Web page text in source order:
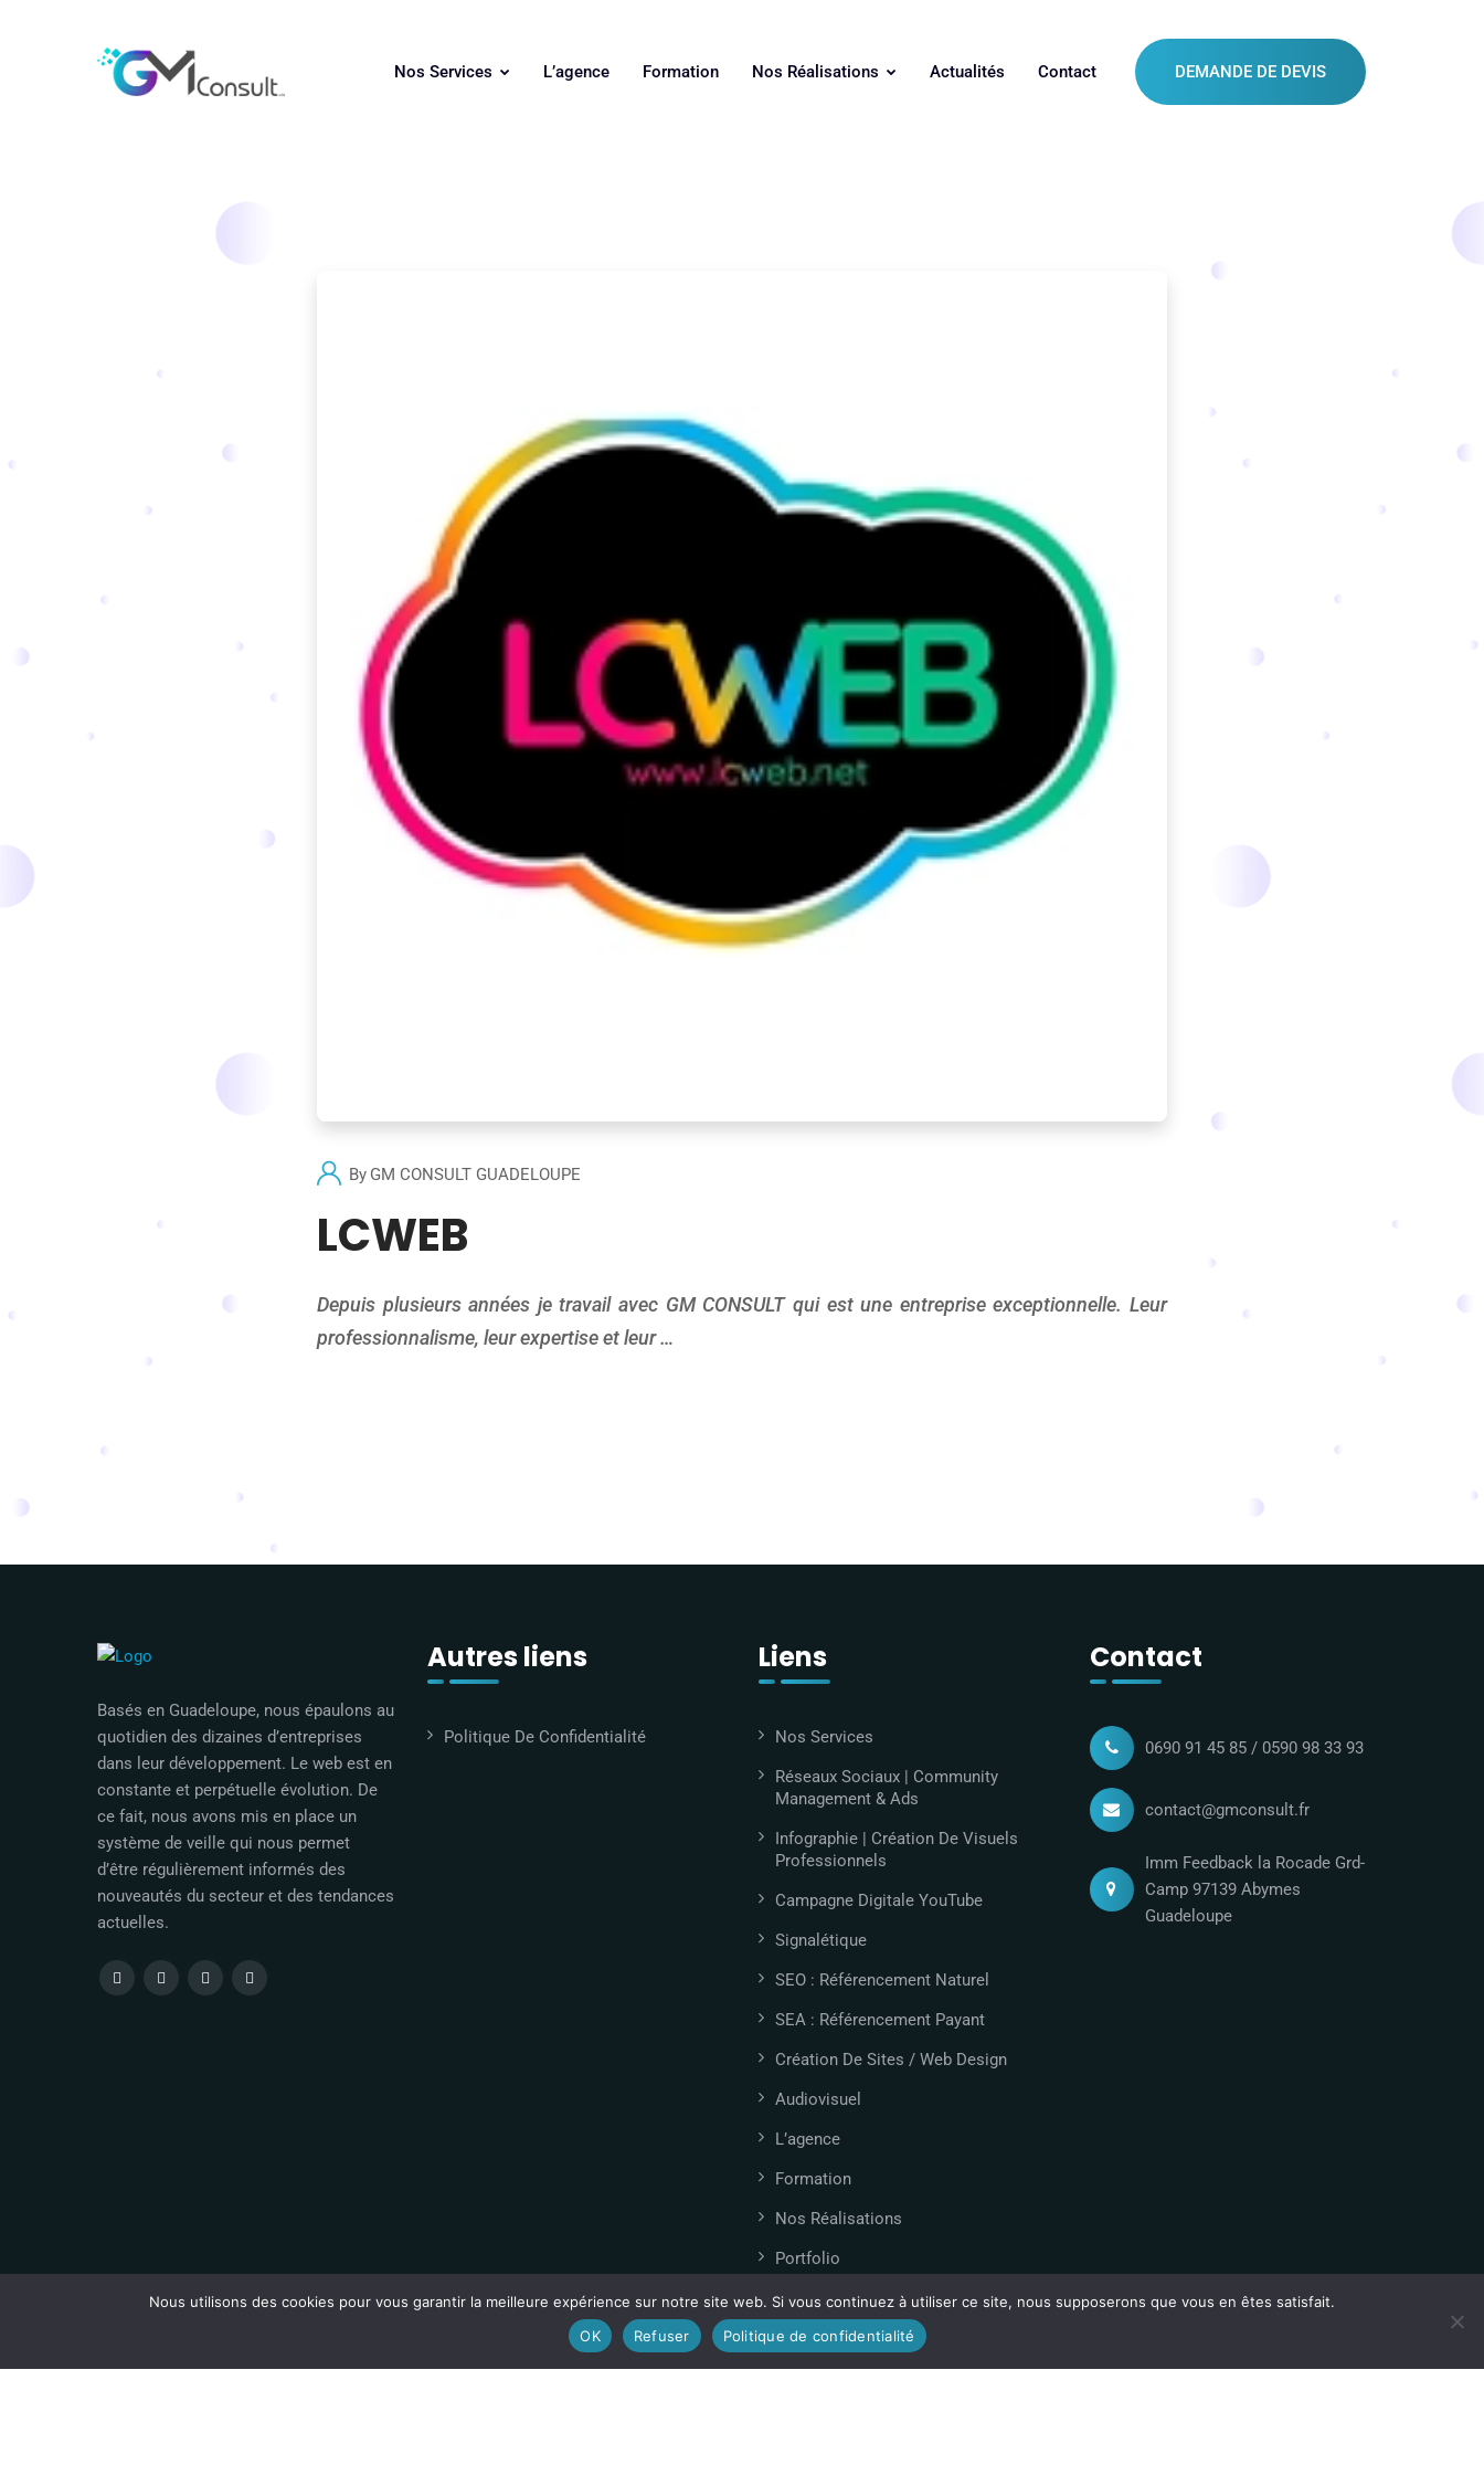
DEMANDE DE DEVIS
Nos Services L’agence Formation Nos Réalisations Actualités Contact
By GM CONSULT GUADELOUPE
LCWEB
Depuis plusieurs années je travail avec GM CONSULT qui est une entreprise exceptionnelle. Leur
professionnalisme, leur expertise et leur …
Basés en Guadeloupe, nous épaulons au
quotidien des dizaines d’entreprises
dans leur développement. Le web est en
constante et perpétuelle évolution. De
ce fait, nous avons mis en place un
système de veille qui nous permet
d’être régulièrement informés des
nouveautés du secteur et des tendances
actuelles.
Autres liens
Politique De Confidentialité
Liens
Nos Services
Réseaux Sociaux | Community
Management & Ads
Infographie | Création De Visuels
Professionnels
Campagne Digitale YouTube
Signalétique
SEO : Référencement Naturel
SEA : Référencement Payant
Création De Sites / Web Design
Audiovisuel
L’agence
Formation
Nos Réalisations
Portfolio
Signalétique
Actualités
Contact
0690 91 45 85 / 0590 98 33 93
contact@gmconsult.fr
Imm Feedback la Rocade Grd-
Camp 97139 Abymes
Guadeloupe
Nous utilisons des cookies pour vous garantir la meilleure expérience sur notre site web. Si vous continuez à utiliser ce site, nous supposerons que vous en êtes satisfait.
OK
Refuser Politique de confidentialité